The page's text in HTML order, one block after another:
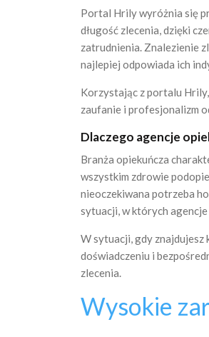
Portal Hrily wyróżnia się
długość zlecenia, dzięki
zatrudnienia. Znalezienie
najlepiej odpowiada ich
Korzystając z portalu
zaufanie i profesjonalizm
Dlaczego agencje
Branża opiekuńcza
wszystkim zdrowie
nieoczekiwana potrzeba
sytuacji, w których
W sytuacji, gdy znajdujesz
doświadczeniu i
zlecenia.
Wysokie